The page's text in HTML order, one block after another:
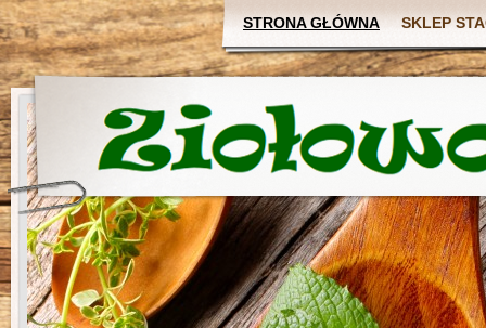
STRONA GŁÓWNA SKLEP